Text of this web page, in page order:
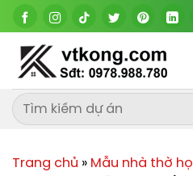
Chuyển
đến
dung
Trang chủ » Mẫu nhà thờ họ